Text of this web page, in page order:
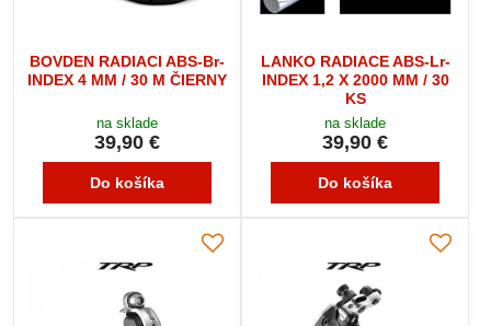
BOVDEN RADIACI ABS-Br-
INDEX 4 MM / 30 M ČIERNY
na sklade
39,90 €
Do košíka
LANKO RADIACE ABS-Lr-
INDEX 1,2 X 2000 MM / 30
KS
na sklade
39,90 €
Do košíka